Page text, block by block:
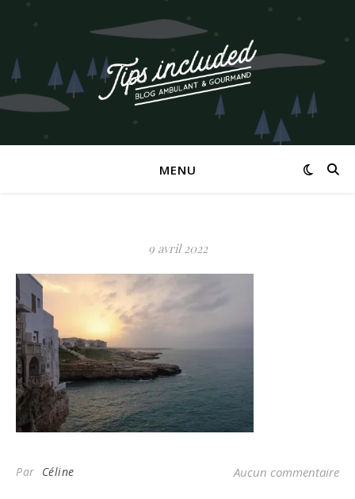
MENU
9 avril 2022
Par Céline Aucun commentaire